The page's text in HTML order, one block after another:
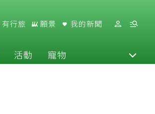
有行旅 願景 我的新聞
活動 寵物